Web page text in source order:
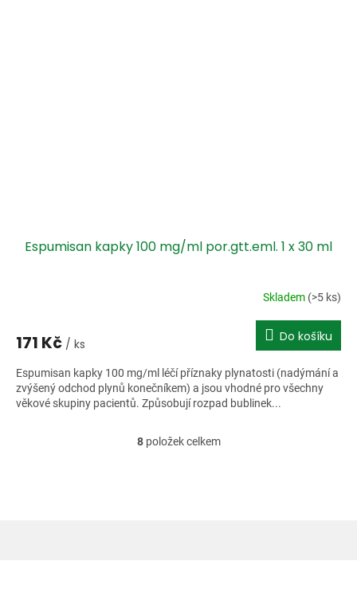
Espumisan kapky 100 mg/ml por.gtt.eml. 1 x 30 ml
Skladem (>5 ks)
171 Kč / ks Do košíku
Espumisan kapky 100 mg/ml léčí příznaky plynatosti (nadýmání a
zvýšený odchod plynů konečníkem) a jsou vhodné pro všechny
věkové skupiny pacientů. Způsobují rozpad bublinek...
O
8položek celkem